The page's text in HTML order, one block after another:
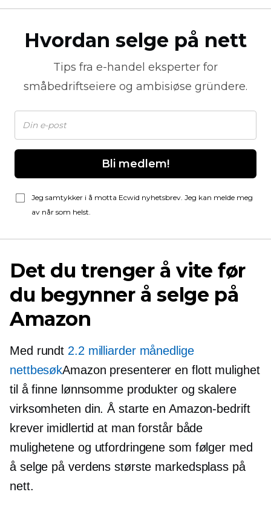
Hvordan selge på nett
Tips fra e-handel eksperter for
småbedriftseiere og ambisiøse gründere.
Bli medlem!
Jeg samtykker i å motta Ecwid nyhetsbrev. Jeg kan melde meg
av når som helst.
Det du trenger å vite før
du begynner å selge på
Amazon
Med rundt 2.2 milliarder månedlige
nettbesøkAmazon presenterer en flott mulighet
til å finne lønnsomme produkter og skalere
virksomheten din. Å starte en Amazon-bedrift
krever imidlertid at man forstår både
mulighetene og utfordringene som følger med
å selge på verdens største markedsplass på
nett.